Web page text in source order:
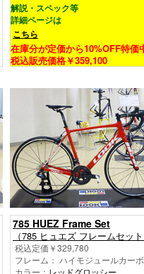
解説・スペック等
詳細ページは
こちら
在庫分が定価から10%OFF特価
税込販売価格￥359,100
785 HUEZ Frame Set
（785 ヒュエズ フレームセッ
税込定価￥329,780
フレーム： ハイモジュールカー
カラー： レッドグロッシー